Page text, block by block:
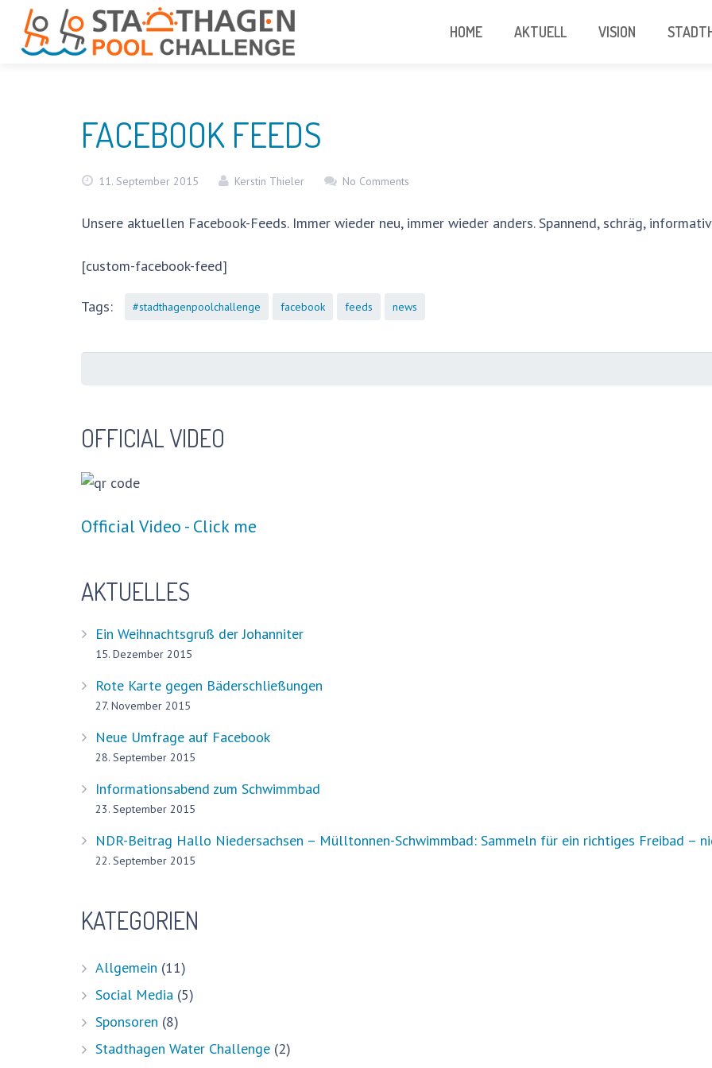
HOME AKTUELL VISION
FACEBOOK FEEDS
11. September 2015 Kerstin Thieler No Comments
Unsere aktuellen Facebook-Feeds. Immer wieder neu, immer wieder anders. Spannend, schräg,
[custom-facebook-feed]
Tags: #stadthagenpoolchallenge facebook feeds news
OFFICIAL VIDEO
Official Video - Click me
AKTUELLES
Ein Weihnachtsgruß der Johanniter
15. Dezember 2015
Rote Karte gegen Bäderschließungen
27. November 2015
Neue Umfrage auf Facebook
28. September 2015
Informationsabend zum Schwimmbad
23. September 2015
NDR-Beitrag Hallo Niedersachsen – Mülltonnen-Schwimmbad: Sammeln für ein richtiges Freibad –
22. September 2015
KATEGORIEN
Allgemein (11)
Social Media (5)
Sponsoren (8)
Stadthagen Water Challenge (2)
Pressestimmen
Schwimmen lernen – ein gesellschaftlicher Auftrag?
Impressum
Datenschutzerklärung